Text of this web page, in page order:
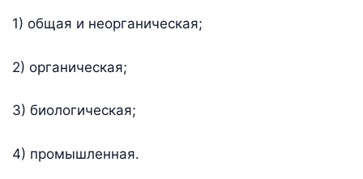
1) общая и неорганическая;
2) органическая;
3) биологическая;
4) промышленная.